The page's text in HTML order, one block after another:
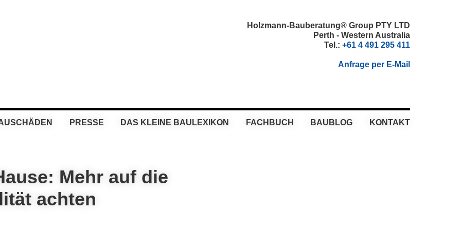
Holzmann-Bauberatung® Group PTY LTD
Perth - Western Australia
Tel.: +61 4 491 295 411
Anfrage per E-Mail
PRESSE DAS KLEINE BAULEXIKON FACHBUCH BAUBLOG KONTAKT
Mehr auf die
achten